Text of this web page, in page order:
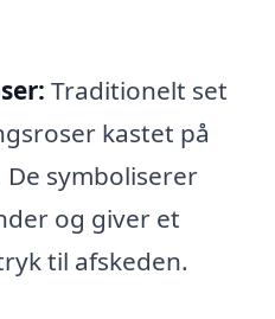
Traditionelt set
kastet på
symboliserer
og giver et
til afskeden.